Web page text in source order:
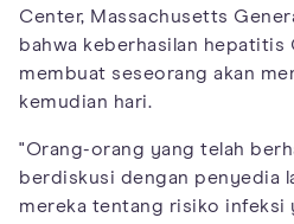
Center, Massachusetts
bahwa keberhasilan
membuat seseorang akan
kemudian hari.
"Orang-orang yang telah
berdiskusi dengan penyedia
mereka tentang risiko infeksi